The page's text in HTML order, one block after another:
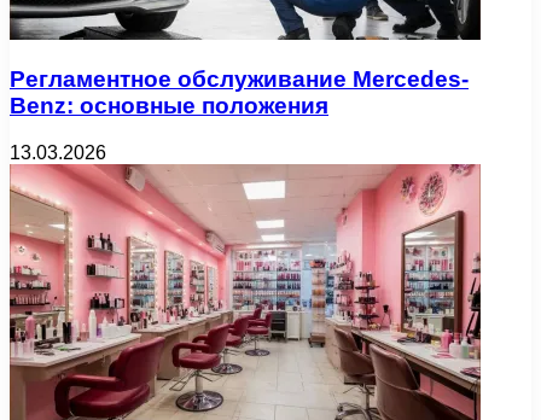
Регламентное обслуживание Mercedes-
Benz: основные положения
13.03.2026